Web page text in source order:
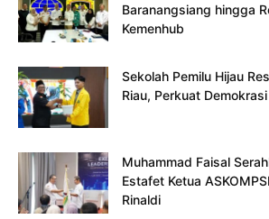
Baranangsiang hingga
Kemenhub
Sekolah Pemilu Hijau
Riau, Perkuat
Muhammad Faisal
Estafet Ketua
Rinaldi